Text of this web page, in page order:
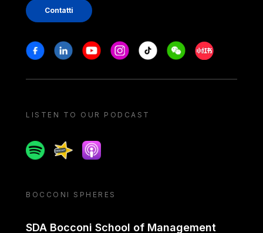
Contatti
Stay in touch
FacebookLinkedinYoutubeInstagram
Tiktok WeechatXiaohongshu/
LISTEN TO OUR PODCAST
SpotifySpreakerApple podcast
BOCCONI SPHERES
SDA Bocconi School of Management